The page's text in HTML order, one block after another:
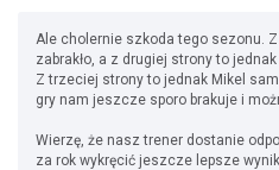
Ale cholernie szkoda tego sezonu.
zabrakło, a z drugiej strony to jednak
Z trzeciej strony to jednak Mikel
gry nam jeszcze sporo brakuje i
Wierzę, że nasz trener dostanie
za rok wykręcić jeszcze lepsze